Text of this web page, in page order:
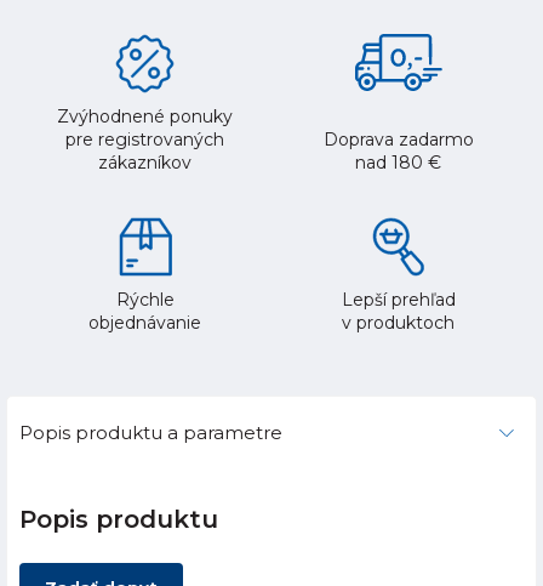
Zvýhodnené ponuky
pre registrovaných
zákazníkov
Doprava zadarmo
nad 180 €
Rýchle
objednávanie
Lepší prehľad
v produktoch
Popis produktu a parametre
Popis produktu